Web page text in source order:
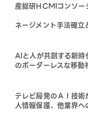
産総研HCMIコンソ
QoWマ
ネージメント手法確
AIと人が共創する新
のボーダーレスな移動
テレビ局発のＡＩ技
人情報保護、他業界へ